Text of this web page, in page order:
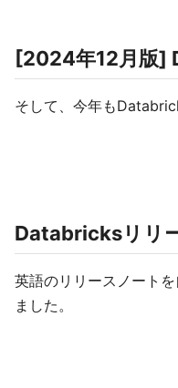
[2024年12月版]
そして、今年も
Databricksリリ
英語のリリースノート
ました。